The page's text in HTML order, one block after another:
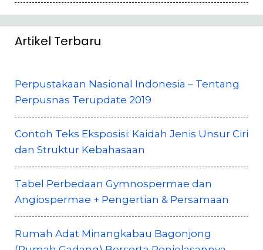
Artikel Terbaru
Perpustakaan Nasional Indonesia – Tentang
Perpusnas Terupdate 2019
Contoh Teks Eksposisi: Kaidah Jenis Unsur Ciri
dan Struktur Kebahasaan
Tabel Perbedaan Gymnospermae dan
Angiospermae + Pengertian & Persamaan
Rumah Adat Minangkabau Bagonjong